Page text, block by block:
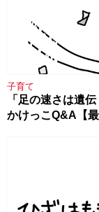
子育て
「足の速さは遺
かけっこQ&A【